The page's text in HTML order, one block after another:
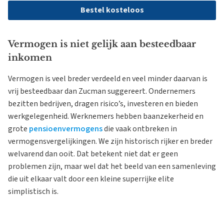
Bestel kosteloos
Vermogen is niet gelijk aan besteedbaar
inkomen
Vermogen is veel breder verdeeld en veel minder daarvan is
vrij besteedbaar dan Zucman suggereert. Ondernemers
bezitten bedrijven, dragen risico’s, investeren en bieden
werkgelegenheid. Werknemers hebben baanzekerheid en
grote pensioenvermogensdie vaak ontbreken in
vermogensvergelijkingen. We zijn historisch rijker en breder
welvarend dan ooit. Dat betekent niet dat er geen
problemen zijn, maar wel dat het beeld van een samenleving
die uit elkaar valt door een kleine superrijke elite
simplistisch is.